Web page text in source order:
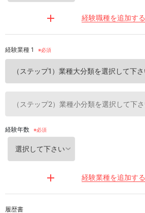
経験職種を追加する
経験業種 1
経験年数
経験業種を追加する
履歴書